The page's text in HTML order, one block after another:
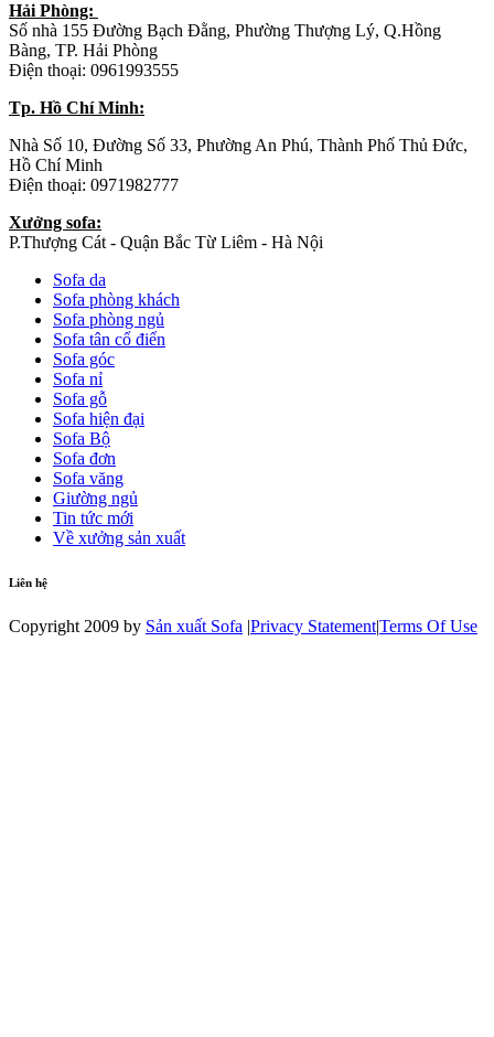
Hải Phòng:
Số nhà 155 Đường Bạch Đằng, Phường Thượng Lý, Q.Hồng
Bàng, TP. Hải Phòng
Điện thoại: 0961993555
Tp. Hồ Chí Minh:
Nhà Số 10, Đường Số 33, Phường An Phú, Thành Phố Thủ Đức,
Hồ Chí Minh
Điện thoại: 0971982777
Xưởng sofa:
P.Thượng Cát - Quận Bắc Từ Liêm - Hà Nội
Sofa da
Sofa phòng khách
Sofa phòng ngủ
Sofa tân cổ điển
Sofa góc
Sofa nỉ
Sofa gỗ
Sofa hiện đại
Sofa Bộ
Sofa đơn
Sofa văng
Giường ngủ
Tin tức mới
Về xưởng sản xuất
Liên hệ
Copyright 2009 by Sản xuất Sofa |Privacy Statement|Terms Of Use